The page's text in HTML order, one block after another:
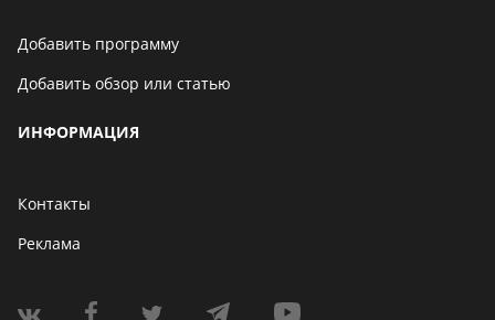
Добавить программу
Добавить обзор или статью
ИНФОРМАЦИЯ
Контакты
Реклама